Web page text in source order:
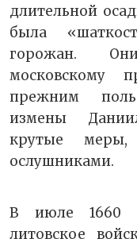
длительной
была
горожан.
московскому
прежним
измены
крутые меры,
ослушниками.
В июле 1660
литовское